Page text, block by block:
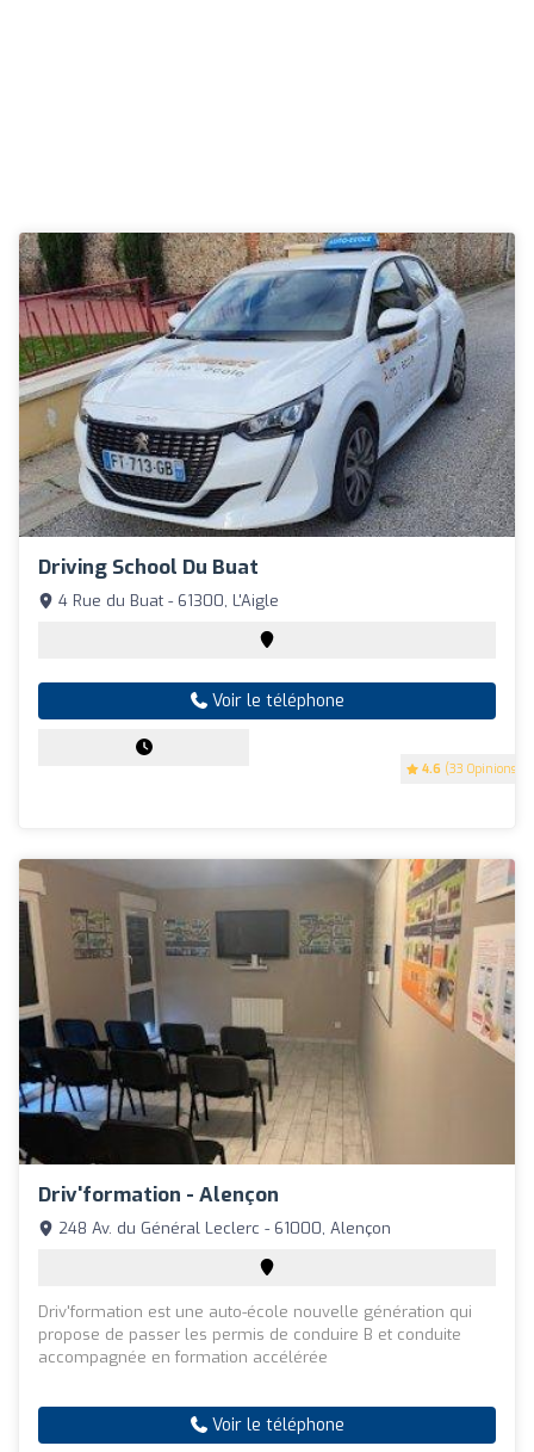
Driving School Du Buat
4.6 (33 Opinions)
4 Rue du Buat - 61300, L'Aigle
Voir le téléphone
Driv'formation - Alençon
248 Av. du Général Leclerc - 61000, Alençon
Driv'formation est une auto-école nouvelle génération qui
propose de passer les permis de conduire B et conduite
accompagnée en formation accélérée
Voir le téléphone